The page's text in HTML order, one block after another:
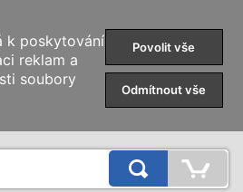
k poskytování
reklam a
soubory
Povolit vše
Odmítnout vše